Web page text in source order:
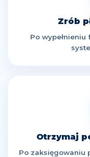
Zrób
Po
Otrzymaj
Po zaksięgowaniu